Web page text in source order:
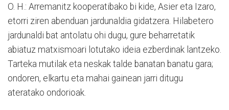
O. H.: Arremanitz kooperatibako bi kide, Asier eta Izaro,
etorri ziren abenduan jardunaldia gidatzera. Hilabetero
jardunaldi bat antolatu ohi dugu, gure beharretatik
abiatuz matxismoari lotutako ideia ezberdinak lantzeko.
Tarteka mutilak eta neskak talde banatan banatu gara;
ondoren, elkartu eta mahai gainean jarri ditugu
ateratako ondorioak.